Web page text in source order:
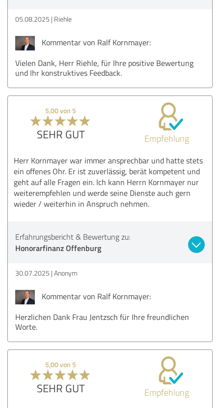
05.08.2025 Riehle
Kommentar von Ralf Kornmayer:
Vielen Dank, Herr Riehle, für Ihre positive Bewertung
und Ihr konstruktives Feedback.
5,00 von 5
SEHR GUT Empfehlung
Herr Kornmayer war immer ansprechbar und hatte stets
ein offenes Ohr. Er ist zuverlässig, berät kompetent und
geht auf alle Fragen ein. Ich kann Herrn Kornmayer nur
weiterempfehlen und werde seine Dienste auch gern
wieder / weiterhin in Anspruch nehmen.
Erfahrungsbericht & Bewertung zu:
Honorarfinanz Offenburg
30.07.2025 Anonym
Kommentar von Ralf Kornmayer:
Herzlichen Dank Frau Jentzsch für Ihre freundlichen
Worte.
5,00 von 5
SEHR GUT Empfehlung